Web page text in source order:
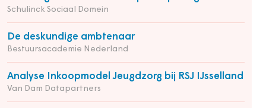
Schulinck Sociaal Domein
De deskundige ambtenaar
Bestuursacademie Nederland
Analyse Inkoopmodel Jeugdzorg bij RSJ IJsselland
Van Dam Datapartners